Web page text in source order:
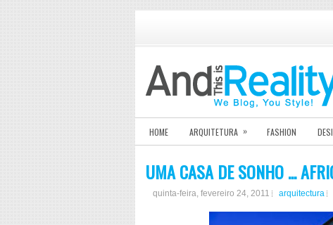
HOME ARQUITETURA » FASHION
UMA CASA DE SONHO ...
quinta-feira, fevereiro 24, 2011 arquitectura